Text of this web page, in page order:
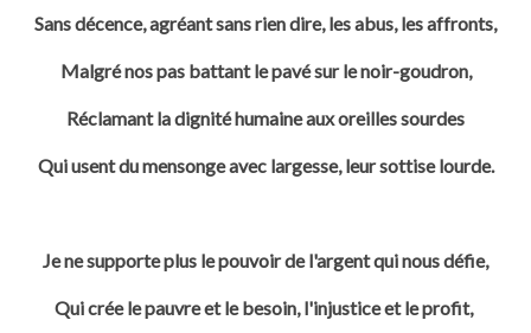
Sans décence, agréant sans rien dire, les abus, les affronts,
Malgré nos pas battant le pavé sur le noir-goudron,
Réclamant la dignité humaine aux oreilles sourdes
Qui usent du mensonge avec largesse, leur sottise lourde.
Je ne supporte plus le pouvoir de l'argent qui nous défie,
Qui crée le pauvre et le besoin, l'injustice et le profit,